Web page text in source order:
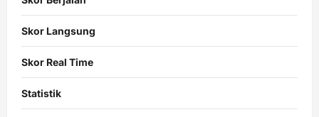
Skor Langsung
Skor Real Time
Statistik